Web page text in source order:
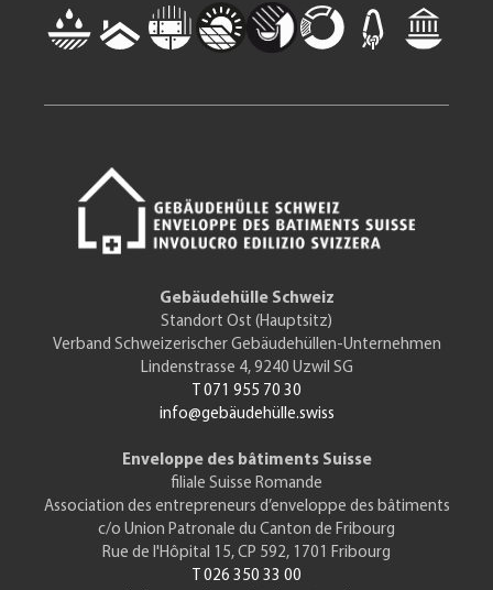
Gebäudehülle Schweiz
Standort Ost (Hauptsitz)
Verband Schweizerischer Gebäudehüllen-Unternehmen
Lindenstrasse 4, 9240 Uzwil SG
T 071 955 70 30
info@gebäudehülle.swiss
Enveloppe des bâtiments Suisse
filiale Suisse Romande
Association des entrepreneurs d’enveloppe des bâtiments
c/o Union Patronale du Canton de Fribourg
Rue de l'Hôpital 15, CP 592, 1701 Fribourg
T 026 350 33 00